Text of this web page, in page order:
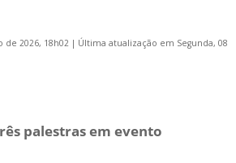
de 2026, 18h02 | Última atualização em Segunda, 08
palestras em evento